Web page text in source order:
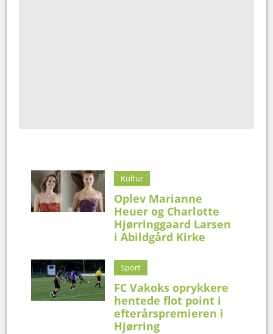
Kultur
Oplev Marianne
Heuer og Charlotte
Hjørringgaard Larsen
i Abildgård Kirke
Sport
FC Vakoks oprykkere
hentede flot point i
efterårspremieren i
Hjørring